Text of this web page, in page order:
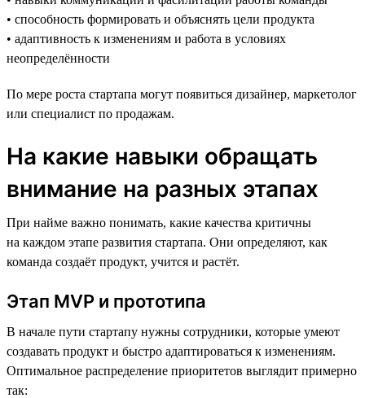
• способность формировать и объяснять цели продукта
• адаптивность к изменениям и работа в условиях
неопределённости
По мере роста стартапа могут появиться дизайнер, маркетолог
или специалист по продажам.
На какие навыки обращать
внимание на разных этапах
При найме важно понимать, какие качества критичны
на каждом этапе развития стартапа. Они определяют, как
команда создаёт продукт, учится и растёт.
Этап MVP и прототипа
В начале пути стартапу нужны сотрудники, которые умеют
создавать продукт и быстро адаптироваться к изменениям.
Оптимальное распределение приоритетов выглядит примерно
так: